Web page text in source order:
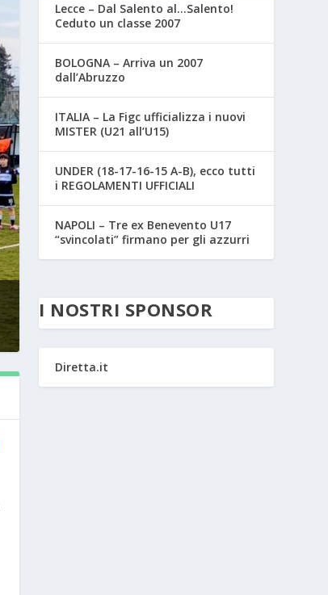
Lecce – Dal Salento al…Salento!
Ceduto un classe 2007
BOLOGNA – Arriva un 2007
dall’Abruzzo
ITALIA – La Figc ufficializza i nuovi
MISTER (U21 all’U15)
UNDER (18-17-16-15 A-B), ecco tutti
i REGOLAMENTI UFFICIALI
NAPOLI – Tre ex Benevento U17
“svincolati” firmano per gli azzurri
I NOSTRI SPONSOR
Diretta.it